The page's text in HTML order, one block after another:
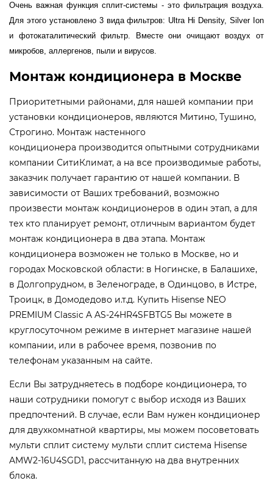
Очень важная функция сплит-системы - это фильтрация воздуха.
Для этого установлено 3 вида фильтров: Ultra Hi Density, Silver Ion
и фотокаталитический фильтр. Вместе они очищают воздух от
микробов, аллергенов, пыли и вирусов.
Монтаж кондиционера в Москве
Приоритетными районами, для нашей компании при
установки кондиционеров, являются Митино, Тушино,
Строгино. Монтаж настенного
кондиционера производится опытными сотрудниками
компании СитиКлимат, а на все производимые работы,
заказчик получает гарантию от нашей компании. В
зависимости от Ваших требований, возможно
произвести монтаж кондиционеров в один этап, а для
тех кто планирует ремонт, отличным вариантом будет
монтаж кондиционера в два этапа. Монтаж
кондиционера возможен не только в Москве, но и
городах Московской области: в Ногинске, в Балашихе,
в Долгопрудном, в Зеленограде, в Одинцово, в Истре,
Троицк, в Домодедово и.т.д. Купить Hisense NEO
PREMIUM Classic A AS-24HR4SFBTG5 Вы можете в
круглосуточном режиме в интернет магазине нашей
компании, или в рабочее время, позвонив по
телефонам указанным на сайте.
Если Вы затрудняетесь в подборе кондиционера, то
наши сотрудники помогут с выбор исходя из Ваших
предпочтений. В случае, если Вам нужен кондиционер
для двухкомнатной квартиры, мы можем посоветовать
мульти сплит систему мульти сплит система Hisense
AMW2-16U4SGD1, рассчитанную на два внутренних
блока.